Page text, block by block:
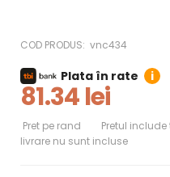
COD PRODUS: vnc434
Plata în rate i
81.34 lei
Pret pe rand
Pretul include
livrare nu sunt incluse